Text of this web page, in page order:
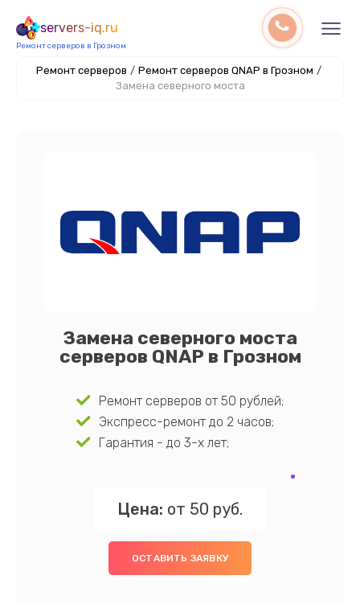
servers-iq.ru
Ремонт серверов в Грозном
Ремонт серверов / Ремонт серверов QNAP в Грозном /
Замена северного моста
Замена северного моста
серверов QNAP в Грозном
Ремонт серверов от 50 рублей;
Экспресс-ремонт до 2 часов;
Гарантия - до 3-х лет;
Цена: от 50 руб.
ОСТАВИТЬ ЗАЯВКУ